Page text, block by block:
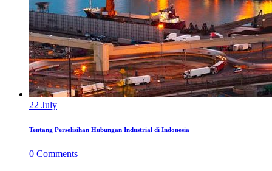
22 July
Tentang Perselisihan Hubungan Industrial di Indonesia
0 Comments